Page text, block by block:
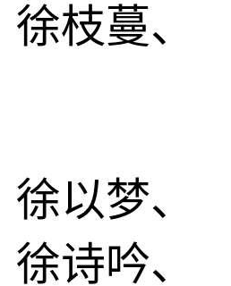
枝蔓、
以梦、
诗吟、